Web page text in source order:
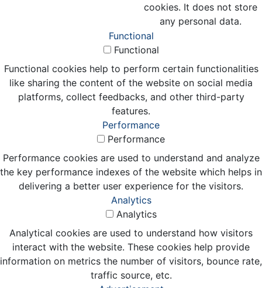
cookies. It does not store
any personal data.
Functional
Functional
Functional cookies help to perform certain functionalities
like sharing the content of the website on social media
platforms, collect feedbacks, and other third-party
features.
Performance
Performance
Performance cookies are used to understand and analyze
the key performance indexes of the website which helps in
delivering a better user experience for the visitors.
Analytics
Analytics
Analytical cookies are used to understand how visitors
interact with the website. These cookies help provide
information on metrics the number of visitors, bounce rate,
traffic source, etc.